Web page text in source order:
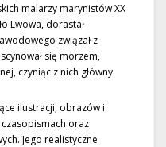
malarzy marynistów XX
Lwowa, dorastał
związał z
się morzem,
czyniąc z nich główny
ilustracji, obrazów i
oraz
Jego realistyczne